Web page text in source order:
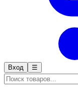
Вход ☰